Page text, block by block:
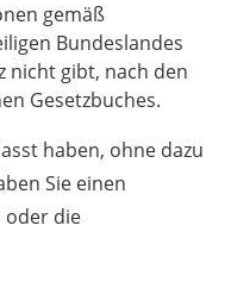
gemäß
Bundeslandes
nicht gibt, nach den
Gesetzbuches.
haben, ohne dazu
Sie einen
oder die